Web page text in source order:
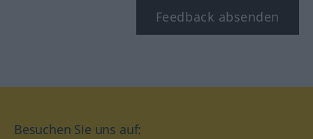
Feedback absenden
Besuchen Sie uns auf: